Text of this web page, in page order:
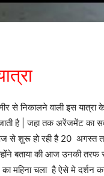
से निकालने वाली इस
है | जहा तक अरेंजमेंट का
से शुरू हो रही है 20
बताया की आज उनकी
का महिना चला है ऐसे मे